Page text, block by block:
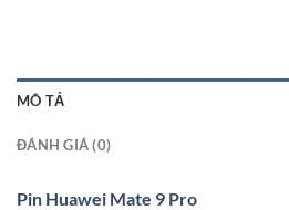
MÔ TẢ
ĐÁNH GIÁ (0)
Pin Huawei Mate 9 Pro